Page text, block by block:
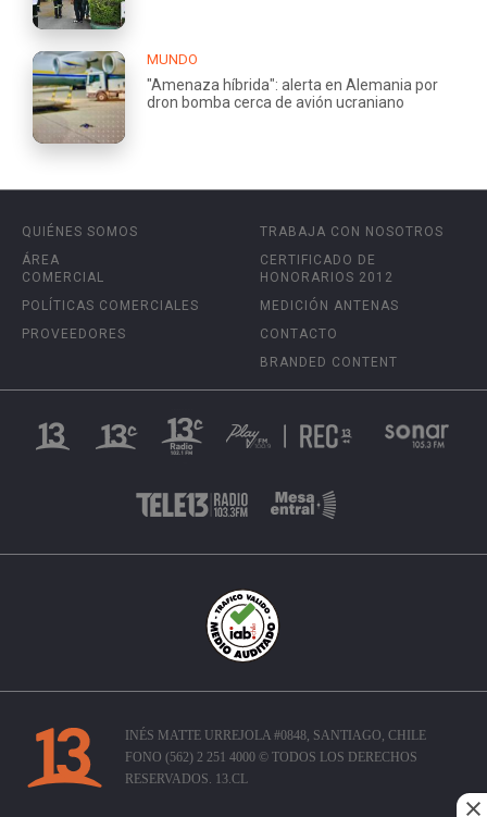
MUNDO
"Amenaza híbrida": alerta en Alemania por
dron bomba cerca de avión ucraniano
QUIÉNES SOMOS
ÁREA
COMERCIAL
POLÍTICAS COMERCIALES
PROVEEDORES
TRABAJA CON NOSOTROS
CERTIFICADO DE
HONORARIOS 2012
MEDICIÓN ANTENAS
CONTACTO
BRANDED CONTENT
INÉS MATTE URREJOLA #0848, SANTIAGO, CHILE
FONO (562) 2 251 4000 © TODOS LOS DERECHOS
RESERVADOS. 13.CL